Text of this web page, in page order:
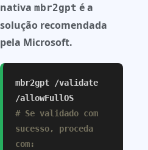
nativa mbr2gpt é a
solução recomendada
pela Microsoft.
mbr2gpt /validate
/allowFullOS
# Se validado com
sucesso, proceda
com: